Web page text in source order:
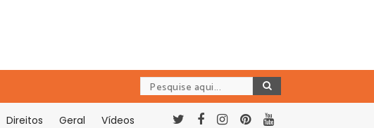
Direitos Geral Vídeos